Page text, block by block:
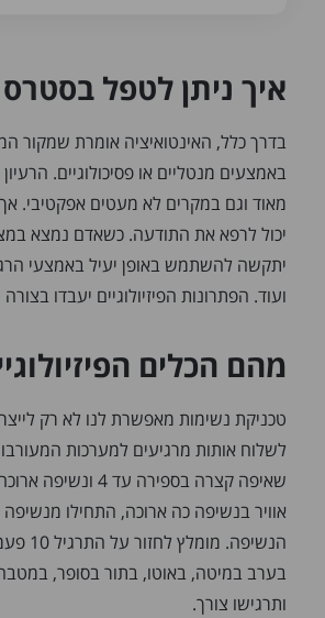
איך ניתן לטפל
בדרך כלל, האינטואיציה אומרת שמקור
באמצעים מנטליים או פסיכולוגיים.
מאוד וגם במקרים לא מעטים אפקטיבי.
יכול לרפא את התודעה. כשאדם נמצא
יתקשה להשתמש באופן יעיל באמצעי
ועוד. הפתרונות הפיזיולוגיים יעבדו
מהם הכלים
טכניקת נשימות מאפשרת לנו לא רק
לשלוח אותות מרגיעים למערכות
בערב במיטה, באוטו, בתור בסופר,
ותרגישו צורך.